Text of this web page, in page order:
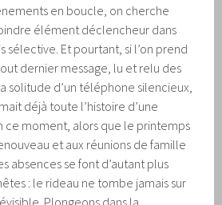
en boucle, on cherche
élément déclencheur dans
Et pourtant, si l’on prend
dernier message, lu et relu des
solitude d’un téléphone silencieux,
déjà toute l’histoire d’une
ce moment, alors que le printemps
et aux réunions de famille
absences se font d’autant plus
: le rideau ne tombe jamais sur
Plongeons dans la